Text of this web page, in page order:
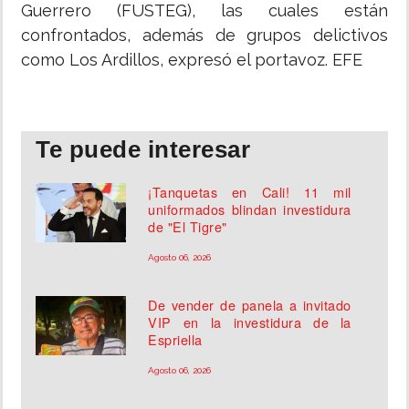
Guerrero (FUSTEG), las cuales están
confrontados, además de grupos delictivos
como Los Ardillos, expresó el portavoz. EFE
Te puede interesar
¡Tanquetas en Cali! 11 mil
uniformados blindan investidura
de "El Tigre"
Agosto 06, 2026
De vender de panela a invitado
VIP en la investidura de la
Espriella
Agosto 06, 2026